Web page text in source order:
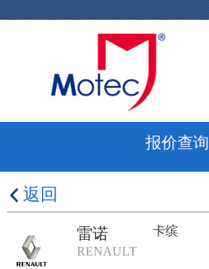
报价查询
返回
雷诺
RENAULT
卡缤